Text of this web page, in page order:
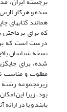
شده و هرکار
همانند کتابهای
که برای پرداختن
درست است که
نسخه شناسان
شده، برای
مطلوب و مناسب
زیرمجموعة رشتة
بود، زیرا این
یابند و یا در